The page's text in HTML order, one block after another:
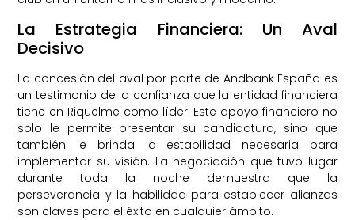
La Estrategia Financiera: Un Aval
Decisivo
La concesión del aval por parte de Andbank España es
un testimonio de la confianza que la entidad financiera
tiene en Riquelme como líder. Este apoyo financiero no
solo le permite presentar su candidatura, sino que
también le brinda la estabilidad necesaria para
implementar su visión. La negociación que tuvo lugar
durante toda la noche demuestra que la
perseverancia y la habilidad para establecer alianzas
son claves para el éxito en cualquier ámbito.